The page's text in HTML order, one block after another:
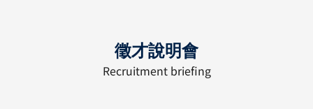
徵才說明會
Recruitment briefing